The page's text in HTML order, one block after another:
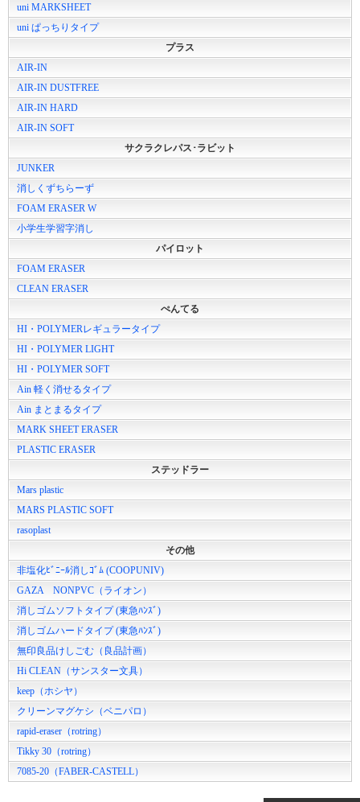
uni MARKSHEET
uni ぱっちりタイプ
プラス
AIR-IN
AIR-IN DUSTFREE
AIR-IN HARD
AIR-IN SOFT
サクラクレパス･ラビット
JUNKER
消しくずちらーず
FOAM ERASER W
小学生学習字消し
パイロット
FOAM ERASER
CLEAN ERASER
ぺんてる
HI・POLYMERレギュラータイプ
HI・POLYMER LIGHT
HI・POLYMER SOFT
Ain 軽く消せるタイプ
Ain まとまるタイプ
MARK SHEET ERASER
PLASTIC ERASER
ステッドラー
Mars plastic
MARS PLASTIC SOFT
rasoplast
その他
非塩化ﾋﾞﾆｰﾙ消しｺﾞﾑ (COOPUNIV)
GAZA NONPVC（ライオン）
消しゴムソフトタイプ (東急ﾊﾝｽﾞ)
消しゴムハードタイプ (東急ﾊﾝｽﾞ)
無印良品けしごむ（良品計画）
Hi CLEAN（サンスター文具）
keep（ホシヤ）
クリーンマグケシ（ベニパロ）
rapid-eraser（rotring）
Tikky 30（rotring）
7085-20（FABER-CASTELL）